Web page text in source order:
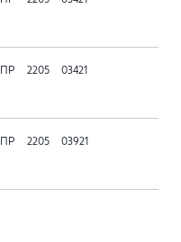
ПР 2205 03421
ПР 2205 03921